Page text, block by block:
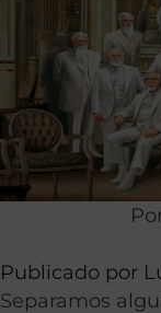
Publicado por
Separamos